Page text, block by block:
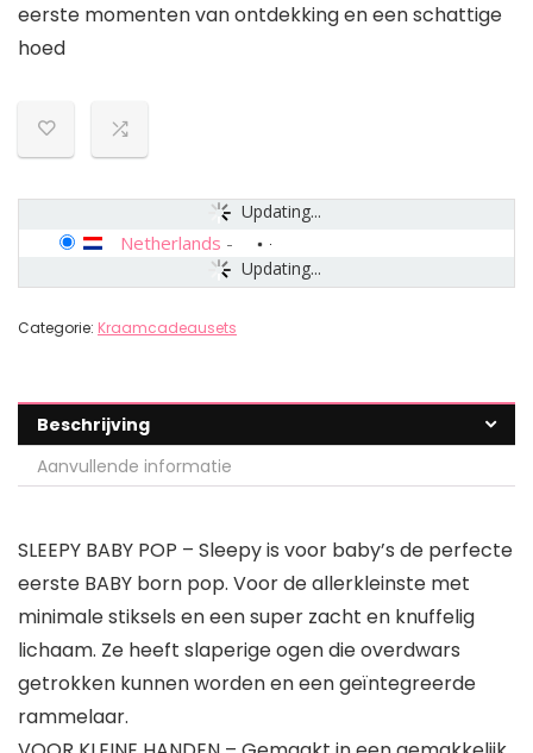
eerste momenten van ontdekking en een schattige
hoed
Updating...
Updating...
Netherlands -
Categorie: Kraamcadeausets
Beschrijving
Aanvullende informatie
SLEEPY BABY POP – Sleepy is voor baby’s de perfecte
eerste BABY born pop. Voor de allerkleinste met
minimale stiksels en een super zacht en knuffelig
lichaam. Ze heeft slaperige ogen die overdwars
getrokken kunnen worden en een geïntegreerde
rammelaar.